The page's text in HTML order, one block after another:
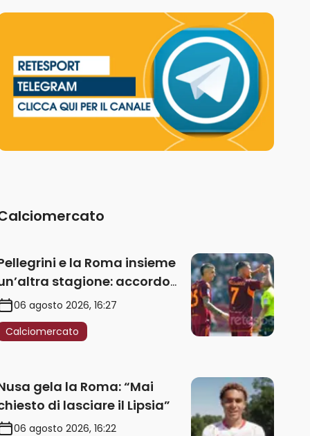
e la Roma insieme
stagione: accordo
rinnovo annuale
06 agosto 2026, 16:27
Calciomercato
gela la Roma: “Mai
di lasciare il Lipsia”
06 agosto 2026, 16:22